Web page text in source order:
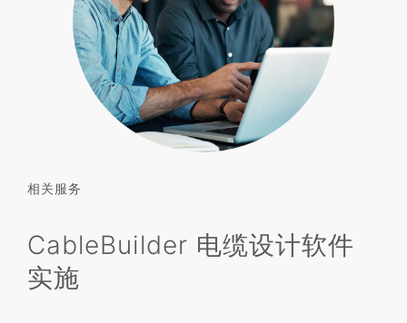
相关服务
CableBuilder 电缆设计软件
实施